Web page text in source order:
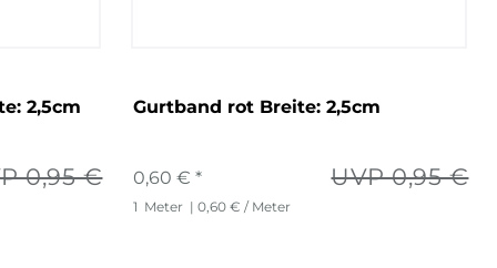
2,5cm
0,95 €
Gurtband rot Breite: 2,5cm
UVP 0,95 €
0,60 € *
1 Meter | 0,60 € / Meter